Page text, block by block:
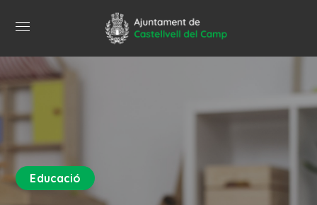
Educació